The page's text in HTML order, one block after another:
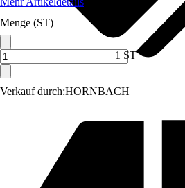
Verkauf durch:HORNBACH
Menge (ST)
1 ST